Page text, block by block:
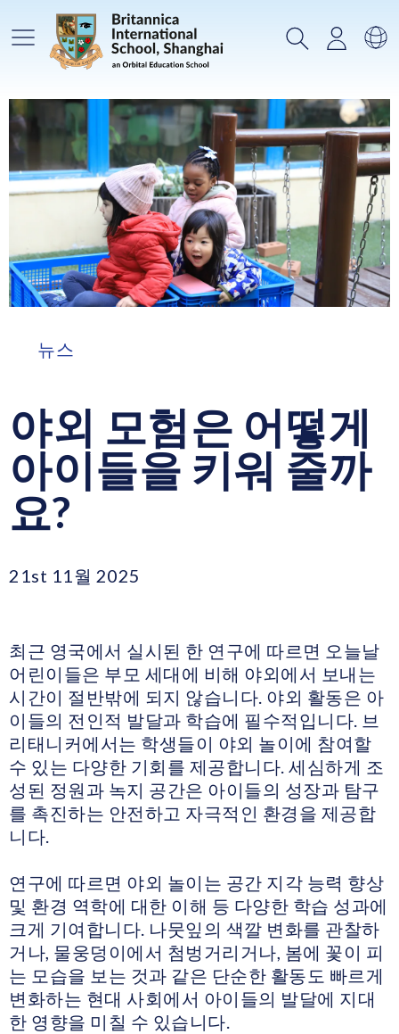
메인메뉴 검색로그인
언
뉴스
야외 모험은 어떻게
아이들을 키워 줄까
요?
21st 11월 2025
최근 영국에서 실시된 한 연구에 따르면 오늘날
어린이들은 부모 세대에 비해 야외에서 보내는
시간이 절반밖에 되지 않습니다. 야외 활동은 아
이들의 전인적 발달과 학습에 필수적입니다. 브
리태니커에서는 학생들이 야외 놀이에 참여할
수 있는 다양한 기회를 제공합니다. 세심하게 조
성된 정원과 녹지 공간은 아이들의 성장과 탐구
를 촉진하는 안전하고 자극적인 환경을 제공합
니다.
연구에 따르면 야외 놀이는 공간 지각 능력 향상
및 환경 역학에 대한 이해 등 다양한 학습 성과에
크게 기여합니다. 나뭇잎의 색깔 변화를 관찰하
거나, 물웅덩이에서 첨벙거리거나, 봄에 꽃이 피
는 모습을 보는 것과 같은 단순한 활동도 빠르게
변화하는 현대 사회에서 아이들의 발달에 지대
한 영향을 미칠 수 있습니다.